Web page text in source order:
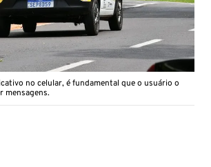
no celular, é fundamental que o usuário o
mensagens.